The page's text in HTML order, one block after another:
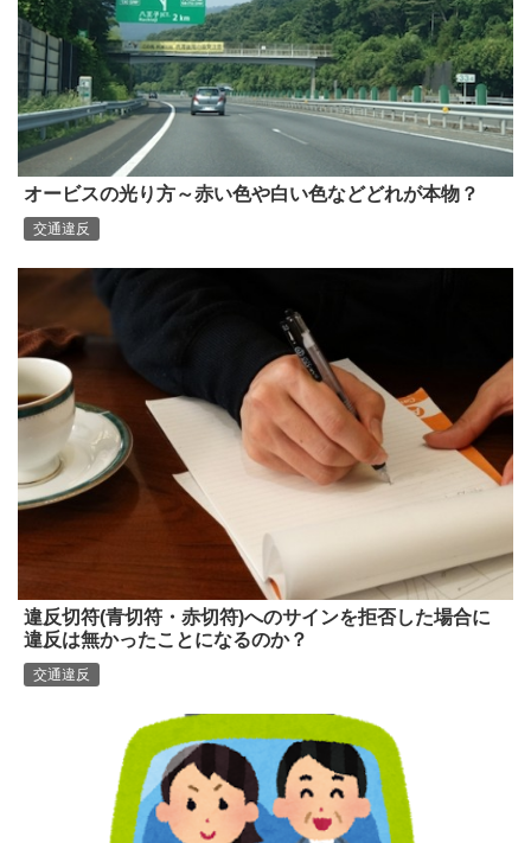
オービスの光り方～赤い色や白い色などどれが本物？
交通違反
違反切符(青切符・赤切符)へのサインを拒否した場合に
違反は無かったことになるのか？
交通違反